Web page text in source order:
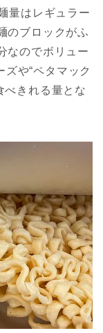
量はレギュラー
のブロックがふ
なのでボリュー
ズや“ペタマック
べきれる量とな